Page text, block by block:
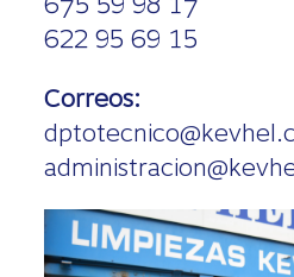
622 95 69 15
Correos: